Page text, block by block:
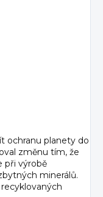
ochranu planety do
změnu tím, že
při výrobě
minerálů.